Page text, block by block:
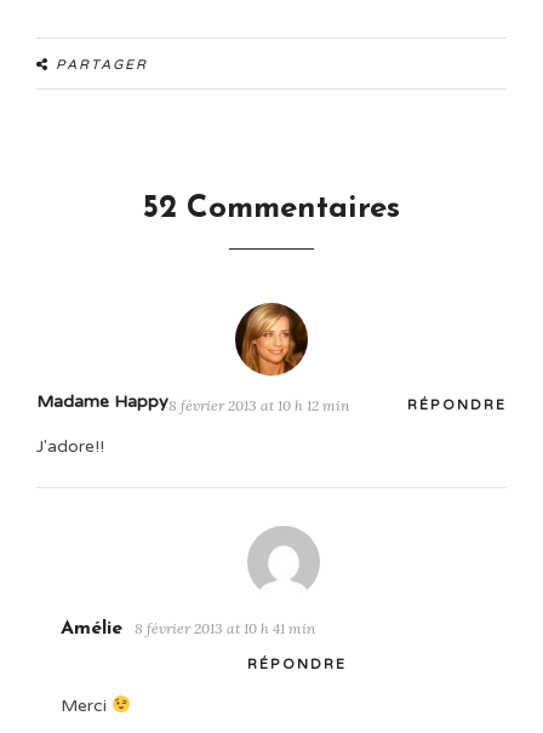
PARTAGER
52 Commentaires
Madame Happy8 février 2013 at 10 h 12 min RÉPONDRE
J'adore!!
Amélie 8 février 2013 at 10 h 41 min
RÉPONDRE
Merci